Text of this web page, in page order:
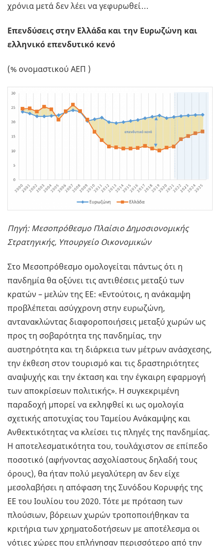
χρόνια μετά δεν λέει να γεφυρωθεί…
Επενδύσεις στην Ελλάδα και την Ευρωζώνη και
ελληνικό επενδυτικό κενό
(% ονομαστικού ΑΕΠ )
Πηγή: Μεσοπρόθεσμο Πλαίσιο Δημοσιονομικής
Στρατηγικής, Υπουργείο Οικονομικών
Στο Μεσοπρόθεσμο ομολογείται πάντως ότι η
πανδημία θα οξύνει τις αντιθέσεις μεταξύ των
κρατών – μελών της ΕΕ: «Εντούτοις, η ανάκαμψη
προβλέπεται ασύγχρονη στην ευρωζώνη,
αντανακλώντας διαφοροποιήσεις μεταξύ χωρών ως
προς τη σοβαρότητα της πανδημίας, την
αυστηρότητα και τη διάρκεια των μέτρων ανάσχεσης,
την έκθεση στον τουρισμό και τις δραστηριότητες
αναψυχής και την έκταση και την έγκαιρη εφαρμογή
των αποκρίσεων πολιτικής». Η συγκεκριμένη
παραδοχή μπορεί να εκληφθεί κι ως ομολογία
σχετικής αποτυχίας του Ταμείου Ανάκαμψης και
Ανθεκτικότητας να κλείσει τις πληγές της πανδημίας.
Η αποτελεσματικότητα του, τουλάχιστον σε επίπεδο
ποσοτικό (αφήνοντας ασχολίαστους δηλαδή τους
όρους), θα ήταν πολύ μεγαλύτερη αν δεν είχε
μεσολαβήσει η απόφαση της Συνόδου Κορυφής της
ΕΕ του Ιουλίου του 2020. Τότε με πρόταση των
πλούσιων, βόρειων χωρών τροποποιήθηκαν τα
κριτήρια των χρηματοδοτήσεων με αποτέλεσμα οι
νότιες χώρες που επλήγησαν περισσότερο από την